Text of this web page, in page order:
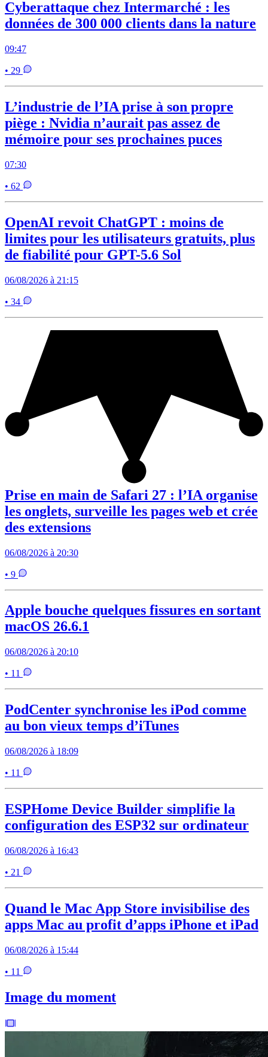
Cyberattaque chez Intermarché : les
données de 300 000 clients dans la nature
09:47
• 29
L’industrie de l’IA prise à son propre
piège : Nvidia n’aurait pas assez de
mémoire pour ses prochaines puces
07:30
• 62
OpenAI revoit ChatGPT : moins de
limites pour les utilisateurs gratuits, plus
de fiabilité pour GPT-5.6 Sol
06/08/2026 à 21:15
• 34
Prise en main de Safari 27 : l’IA organise
les onglets, surveille les pages web et crée
des extensions
06/08/2026 à 20:30
• 9
Apple bouche quelques fissures en sortant
macOS 26.6.1
06/08/2026 à 20:10
• 11
PodCenter synchronise les iPod comme
au bon vieux temps d’iTunes
06/08/2026 à 18:09
• 11
ESPHome Device Builder simplifie la
configuration des ESP32 sur ordinateur
06/08/2026 à 16:43
• 21
Quand le Mac App Store invisibilise des
apps Mac au profit d’apps iPhone et iPad
06/08/2026 à 15:44
• 11
Image du moment